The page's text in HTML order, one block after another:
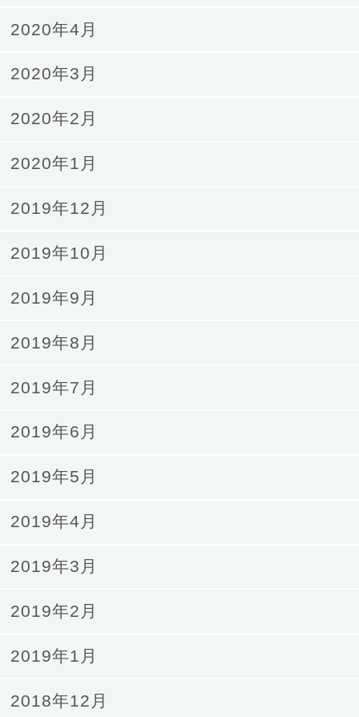
2020年4月
2020年3月
2020年2月
2020年1月
2019年12月
2019年10月
2019年9月
2019年8月
2019年7月
2019年6月
2019年5月
2019年4月
2019年3月
2019年2月
2019年1月
2018年12月